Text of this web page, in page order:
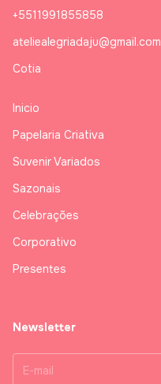
+5511991855858
ateliealegriadaju@gmail.com
Cotia
Inicio
Papelaria Criativa
Suvenir Variados
Sazonais
Celebrações
Corporativo
Presentes
Newsletter